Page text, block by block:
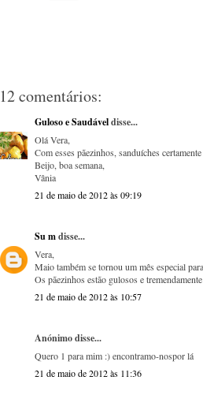
12 comentários:
Guloso e Saudáveldisse...
Olá Vera,
Com esses pãezinhos, sanduíches
Beijo, boa semana,
Vânia
21 de maio de 2012 às 09:19
Su mdisse...
Vera,
Maio também se tornou um mês especial
Os pãezinhos estão gulosos e
21 de maio de 2012 às 10:57
Anónimo disse...
Quero 1 para mim :) encontramo-nospor lá
21 de maio de 2012 às 11:36